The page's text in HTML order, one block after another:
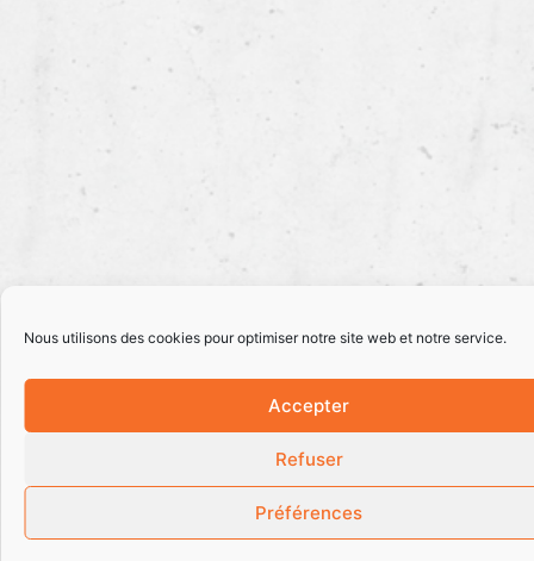
Nous utilisons des cookies pour optimiser notre site web et notre service.
Accepter
Refuser
Préférences